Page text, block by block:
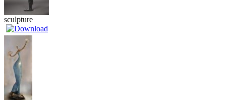
sculpture